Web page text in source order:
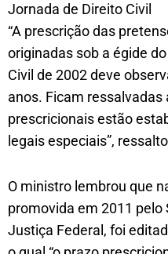
Jornada de Direito Civil
“A prescrição das
originadas sob a égide
Civil de 2002 deve
anos. Ficam
prescricionais estão
legais especiais”,
O ministro lembrou que
promovida em 2011 pelo
Justiça Federal, foi